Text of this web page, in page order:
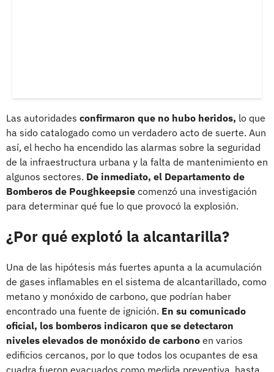
Las autoridades confirmaron que no hubo heridos, lo que
ha sido catalogado como un verdadero acto de suerte. Aun
así, el hecho ha encendido las alarmas sobre la seguridad
de la infraestructura urbana y la falta de mantenimiento en
algunos sectores. De inmediato, el Departamento de
Bomberos de Poughkeepsie comenzó una investigación
para determinar qué fue lo que provocó la explosión.
¿Por qué explotó la alcantarilla?
Una de las hipótesis más fuertes apunta a la acumulación
de gases inflamables en el sistema de alcantarillado, como
metano y monóxido de carbono, que podrían haber
encontrado una fuente de ignición. En su comunicado
oficial, los bomberos indicaron que se detectaron
niveles elevados de monóxido de carbono en varios
edificios cercanos, por lo que todos los ocupantes de esa
cuadra fueron evacuados como medida preventiva, hasta